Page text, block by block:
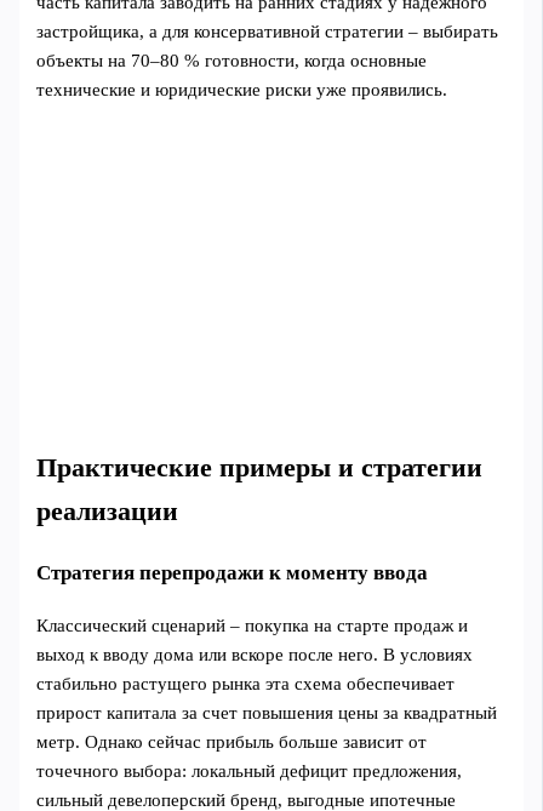
застройщика, а для консервативной стратегии – выбирать
объекты на 70–80 % готовности, когда основные
технические и юридические риски уже проявились.
Практические примеры и стратегии
реализации
Стратегия перепродажи к моменту ввода
Классический сценарий – покупка на старте продаж и
выход к вводу дома или вскоре после него. В условиях
стабильно растущего рынка эта схема обеспечивает
прирост капитала за счет повышения цены за квадратный
метр. Однако сейчас прибыль больше зависит от
точечного выбора: локальный дефицит предложения,
сильный девелоперский бренд, выгодные ипотечные